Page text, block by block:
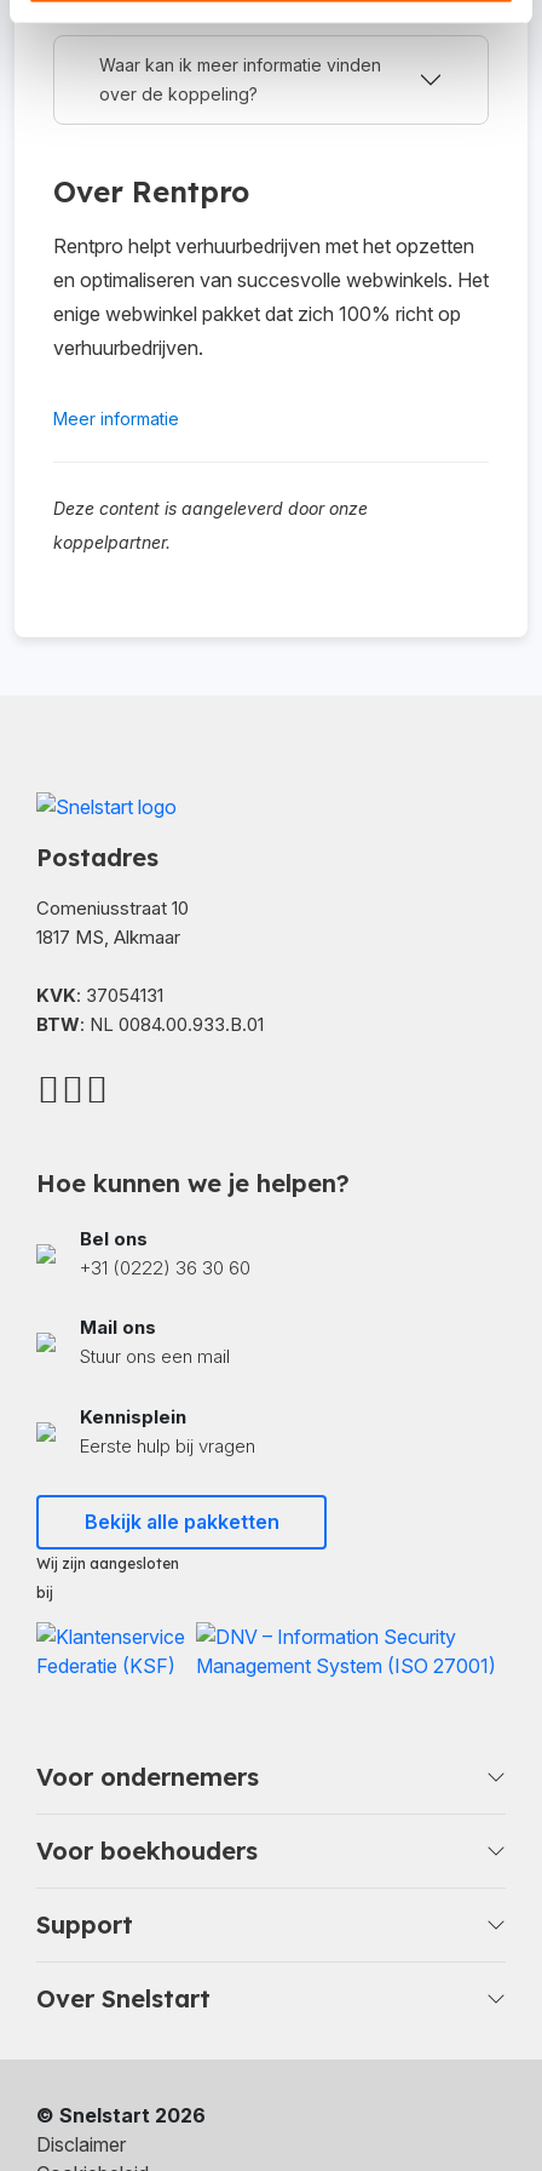
Waar kan ik meer informatie vinden
over de koppeling?
Over Rentpro
Rentpro helpt verhuurbedrijven met het opzetten
en optimaliseren van succesvolle webwinkels. Het
enige webwinkel pakket dat zich 100% richt op
verhuurbedrijven.
Meer informatie
Deze content is aangeleverd door onze
koppelpartner.
Postadres
Comeniusstraat 10
1817 MS, Alkmaar
KVK: 37054131
BTW: NL 0084.00.933.B.01
Hoe kunnen we je helpen?
Bel ons
+31 (0222) 36 30 60
Mail ons
Stuur ons een mail
Kennisplein
Eerste hulp bij vragen
Bekijk alle pakketten
Wij zijn aangesloten
bij
Voor ondernemers
Voor boekhouders
Support
Over Snelstart
© Snelstart 2026
Disclaimer